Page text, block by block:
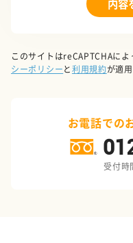
このサイトはreCAPTCHAに
シーポリシーと利用規約が適
お電話での
受付